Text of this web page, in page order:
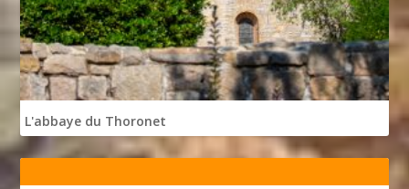
L'abbaye du Thoronet